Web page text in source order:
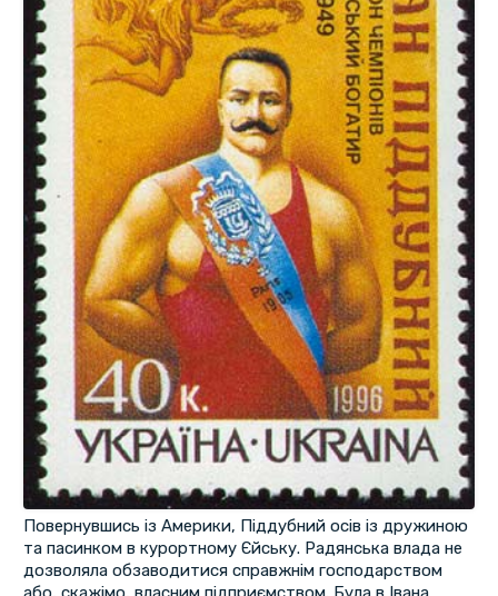
Повернувшись із Америки, Піддубний осів із дружиною
та пасинком в курортному Єйську. Радянська влада не
дозволяла обзаводитися справжнім господарством